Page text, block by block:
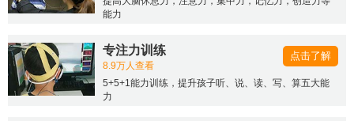
能力
专注力训练
8.9万人查看
5+5+1能力训练，提升孩子听、说、读、写、算五大能
力
点击了解